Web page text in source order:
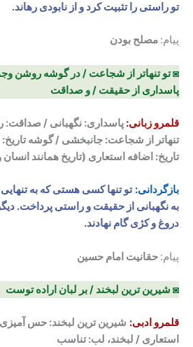
تو راستی را تثبیت کرد و از نابودی رهاند.
پیام: مصلح بودن
◙ تو تنهاتر از شجاعت / در گوشه روشن
پاسداری از حقیقت / و صداقت
قلمرو زبانی: پاسداری: نگهبانی / صداقت:
تنهاتر از شجاعت: جانبخشی / گوشه
تاریخ: اضافه استعاری (تاریخ همانند
بازگردانی: تو تنها کسی هستی که به تنهایی
به نگهبانی از حقیقت و راستی پرداخت.
دروغ و کژی گام نهادند.
پیام: حقانیت امام حسین
◙ شیرین ترین لبخند / بر لبان اراده توست
قلمرو ادبی: شیرین ترین لبخند: حس آمیزی
استعاری / لبخند، لب: تناسب